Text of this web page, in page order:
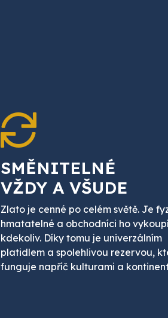
SMĚNITELNÉ
VŽDY A VŠUDE
Zlato je cenné po celém světě. Je
hmatatelné a obchodníci ho
kdekoliv. Díky tomu je univerzálním
platidlem a spolehlivou rezervou,
funguje napříč kulturami a